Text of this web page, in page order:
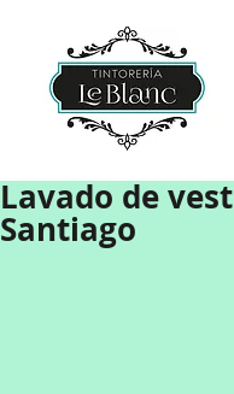
Lavado de
Santiago